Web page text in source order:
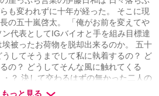
も変われずに十年が経った。 そこに現
の五十嵐啓太。 「俺がお前を変えてや
代表としてIGバイオと手を組み目標達
被ったお荷物を脱却出来るのか。 五十
してそうまでして私に執着するの？ ど
の？ どうしてそんな風に触れてくる
？ 決して交わるはずの無かった二人の
頑張っている全ての女性に捧げる、焦
もっと見る